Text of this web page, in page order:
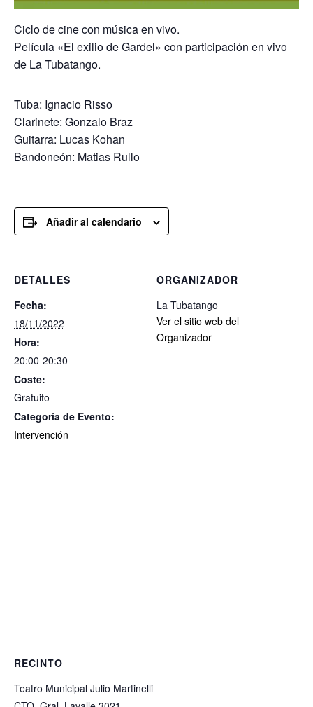
Ciclo de cine con música en vivo.
Película «El exilio de Gardel» con participación en vivo
de La Tubatango.
Tuba: Ignacio Risso
Clarinete: Gonzalo Braz
Guitarra: Lucas Kohan
Bandoneón: Matias Rullo
Añadir al calendario
DETALLES
Fecha:
18/11/2022
Hora:
20:00-20:30
Coste:
Gratuito
Categoría de Evento:
Intervención
ORGANIZADOR
La Tubatango
Ver el sitio web del
Organizador
RECINTO
Teatro Municipal Julio Martinelli